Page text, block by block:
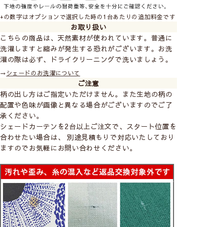
こちらは「メカ＋幕体」の販売ページで
す。幕体のみのご購入はこちら
◆ シェードカーテンについて ◆
操作は2種類からお選びください
コード式（ひもタイ
プ）
ドラム式（チェーンタ
+の数字はオプションで選択した時の1台あたりの追加料金です
お取り扱い
こちらの商品は、天然素材が使われています。普通に
洗濯しますと縮みが発生する恐れがございます。お洗
濯の際は必ず、ドライクリーニングで洗いましょう。
→シェードのお洗濯について
ご注意
柄の出し方はご指定いただけません。また生地の柄の
配置や色味が画像と異なる場合がございますのでご了
承ください。
シェードカーテンを2台以上ご注文で、スタート位置を
合わせたい場合は、 別途見積もりで対応いたしており
ますのでお気軽にお問い合わせください。